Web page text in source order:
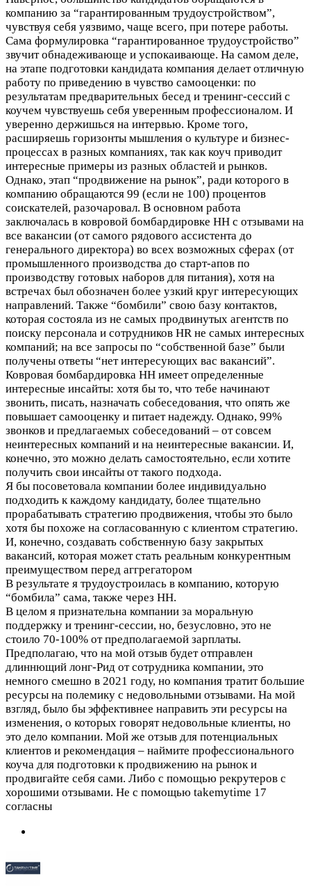
компанию за “гарантированным трудоустройством”,
чувствуя себя уязвимо, чаще всего, при потере работы.
Сама формулировка “гарантированное трудоустройство”
звучит обнадеживающе и успокаивающе. На самом деле,
на этапе подготовки кандидата компания делает отличную
работу по приведению в чувство самооценки: по
результатам предварительных бесед и тренинг-сессий с
коучем чувствуешь себя уверенным профессионалом. И
уверенно держишься на интервью. Кроме того,
расширяешь горизонты мышления о культуре и бизнес-
процессах в разных компаниях, так как коуч приводит
интересные примеры из разных областей и рынков.
Однако, этап “продвижение на рынок”, ради которого в
компанию обращаются 99 (если не 100) процентов
соискателей, разочаровал. В основном работа
заключалась в ковровой бомбардировке НН с отзывами на
все вакансии (от самого рядового ассистента до
генерального директора) во всех возможных сферах (от
промышленного производства до старт-апов по
производству готовых наборов для питания), хотя на
встречах был обозначен более узкий круг интересующих
направлений. Также “бомбили” свою базу контактов,
которая состояла из не самых продвинутых агентств по
поиску персонала и сотрудников HR не самых интересных
компаний; на все запросы по “собственной базе” были
получены ответы “нет интересующих вас вакансий”.
Ковровая бомбардировка НН имеет определенные
интересные инсайты: хотя бы то, что тебе начинают
звонить, писать, назначать собеседования, что опять же
повышает самооценку и питает надежду. Однако, 99%
звонков и предлагаемых собеседований – от совсем
неинтересных компаний и на неинтересные вакансии. И,
конечно, это можно делать самостоятельно, если хотите
получить свои инсайты от такого подхода.
Я бы посоветовала компании более индивидуально
подходить к каждому кандидату, более тщательно
прорабатывать стратегию продвижения, чтобы это было
хотя бы похоже на согласованную с клиентом стратегию.
И, конечно, создавать собственную базу закрытых
вакансий, которая может стать реальным конкурентным
преимуществом перед аггрегатором
В результате я трудоустроилась в компанию, которую
“бомбила” сама, также через НН.
В целом я признательна компании за моральную
поддержку и тренинг-сессии, но, безусловно, это не
стоило 70-100% от предполагаемой зарплаты.
Предполагаю, что на мой отзыв будет отправлен
длиннющий лонг-Рид от сотрудника компании, это
немного смешно в 2021 году, но компания тратит большие
ресурсы на полемику с недовольными отзывами. На мой
взгляд, было бы эффективнее направить эти ресурсы на
изменения, о которых говорят недовольные клиенты, но
это дело компании. Мой же отзыв для потенциальных
клиентов и рекомендация – наймите профессионального
коуча для подготовки к продвижению на рынок и
продвигайте себя сами. Либо с помощью рекрутеров с
хорошими отзывами. Не с помощью takemytime 17
согласны